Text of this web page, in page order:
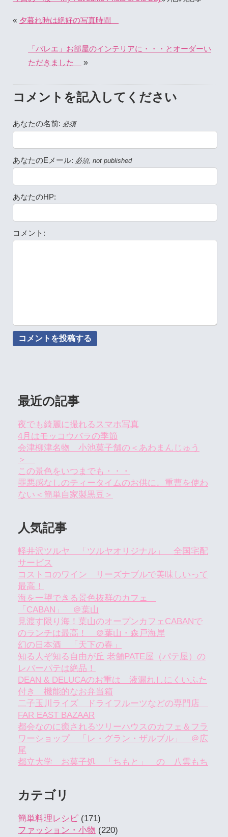
« 夕暮れ時は絶好の写真時間
「バレエ」お部屋のインテリアに・・・とオーダーい
ただきました
»
コメントを記入してください
あなたの名前: 必須
あなたのEメール: 必須, not published
あなたのHP:
コメント:
最近の記事
夜でも綺麗に撮れるスマホ写真
4月はモッコウバラの季節
会津柳津名物 小池菓子舗の＜あわまんじゅう
＞
この景色をいつまでも・・・
罪悪感なしのティータイムのお供に。重曹を使わ
ない＜簡単自家製黒豆＞
人気記事
軽井沢ツルヤ 「ツルヤオリジナル」 全国宅配
サービス
コストコのワイン リーズナブルで美味しいって
最高！
海を一望できる景色抜群のカフェ
「CABAN」 ＠葉山
見渡す限り海！葉山のオープンカフェCABANで
のランチは最高！ ＠葉山・森戸海岸
幻の日本酒 「天下の春」
知る人ぞ知る自由が丘 老舗PATE屋（パテ屋）の
レバーパテは絶品！
DEAN & DELUCAのお重は 液漏れしにくいふた
付き 機能的なお弁当箱
二子玉川ライズ ドライフルーツなどの専門店
FAR EAST BAZAAR
都会なのに癒されるツリーハウスのカフェ＆フラ
ワーショップ 「レ・グラン・ザルブル」 ＠広
尾
都立大学 お菓子処 「ちもと」 の 八雲もち
カテゴリ
簡単料理レシピ (171)
ファッション・小物 (220)